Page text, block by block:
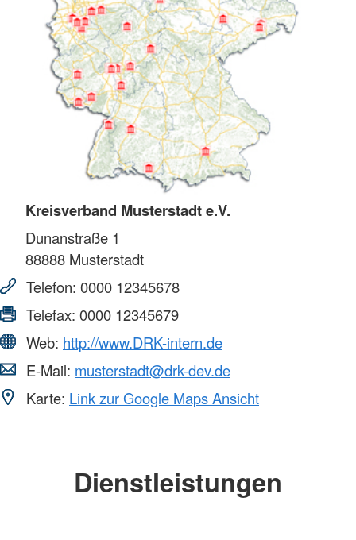
Kreisverband Musterstadt e.V.
Dunanstraße 1
88888 Musterstadt
Telefon: 0000 12345678
Telefax: 0000 12345679
Web: http://www.DRK-intern.de
E-Mail: musterstadt@drk-dev.de
Karte: Link zur Google Maps Ansicht
Dienstleistungen